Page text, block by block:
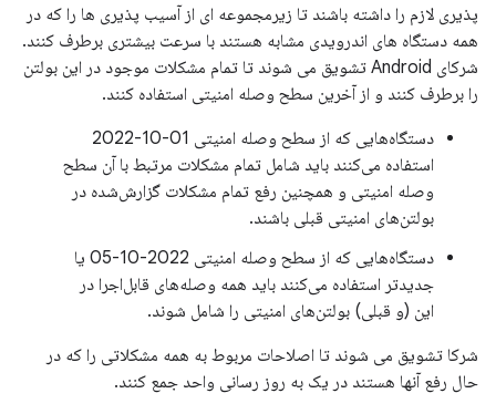
پذیری لازم را داشته باشند تا زیرمجموعه ای از آسیب پذیری ها را که در
همه دستگاه های اندرویدی مشابه هستند با سرعت بیشتری برطرف کنند.
شرکای Android تشویق می شوند تا تمام مشکلات موجود در این بولتن
را برطرف کنند و از آخرین سطح وصله امنیتی استفاده کنند.
دستگاه‌هایی که از سطح وصله امنیتی 01-10-2022
استفاده می‌کنند باید شامل تمام مشکلات مرتبط با آن سطح
وصله امنیتی و همچنین رفع تمام مشکلات گزارش‌شده در
بولتن‌های امنیتی قبلی باشند.
دستگاه‌هایی که از سطح وصله امنیتی 2022-10-05 یا
جدیدتر استفاده می‌کنند باید همه وصله‌های قابل‌اجرا در
این (و قبلی) بولتن‌های امنیتی را شامل شوند.
شرکا تشویق می شوند تا اصلاحات مربوط به همه مشکلاتی را که در
حال رفع آنها هستند در یک به روز رسانی واحد جمع کنند.